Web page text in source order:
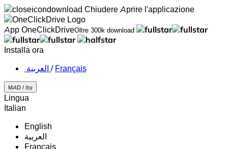
Chiudere Aprire l'applicazione
App OneClickDriveOltre 300k download
Installa ora
‏العربية ‏ / Français
MAD / Ita
Lingua
Italian
English
‏العربية‏
Français